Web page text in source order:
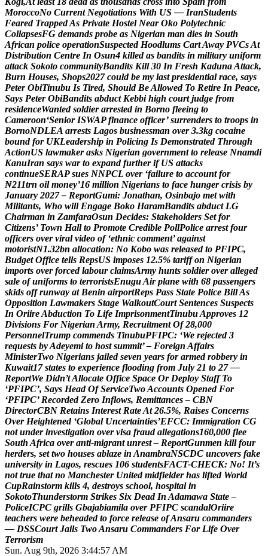
MoroccoNo Current Negotiations With US — IranStudents
Feared TrappedAs Private Hostel Near Oko Polytechnic
CollapsesFG demands probe as Nigerian man dies in South
African police operationSuspected Hoodlums CartAway PVCsAt
Distribution Centre In Osun4 killed as bandits in military uniform
attack Sokoto communityBandits Kill 30 In Fresh KadunaAttack,
Burn Houses, Shops2027 could be my last presidential race, says
Peter ObiTinubu Is Tired, Should BeAllowed To Retire In Peace,
Says Peter ObiBandits abduct Kebbi high court judge from
residenceWanted soldier arrested in Borno fleeing to
Cameroon‘Senior ISWAP finance officer’ surrenders to troops in
BornoNDLEA arrests Lagos businessman over 3.3kg cocaine
bound for UKLeadership in Policing Is Demonstrated Through
ActionUS lawmaker asks Nigerian government to release Nnamdi
KanuIran says war to expand further if US attacks
continueSERAP sues NNPCL over ‘failure to account for
₦211trn oil money’16 million Nigerians to face hunger crisis by
January 2027 – ReportGumi: Jonathan, Osinbajo met with
Militants, Who will Engage Boko HaramBandits abduct LG
Chairman in ZamfaraOsun Decides: Stakeholders Set for
Citizens’ Town Hall to Promote Credible PollPolice arrest four
officers over viral video of ‘ethnic comment’ against
motoristN1.32bn allocation: No Kobo was released to PFIPC,
Budget Office tells RepsUS imposes 12.5% tariff on Nigerian
imports over forced labour claimsArmy hunts soldier over alleged
sale of uniforms to terroristsEnuguAir plane with 68 passengers
skids off runway at Benin airportReps Pass State Police BillAs
Opposition Lawmakers Stage WalkoutCourt Sentences Suspects
In OriireAbduction To Life ImprisonmentTinubuApproves 12
Divisions For Nigerian Army, Recruitment Of 28,000
PersonnelTrump commends TinubuPFIPC: ‘We rejected 3
requests byAdeyemi to host summit’ – Foreign Affairs
MinisterTwo Nigerians jailed seven years for armed robbery in
Kuwait17 states to experience flooding from July 21 to 27 —
ReportWe Didn’tAllocate Office Space Or Deploy Staff To
‘PFIPC’, Says Head Of ServiceTwoAccounts Opened For
‘PFIPC’ Recorded Zero Inflows, Remittances – CBN
DirectorCBN Retains Interest RateAt 26.5%, Raises Concerns
Over Heightened ‘Global Uncertainties’EFCC: Immigration CG
not under investigation over visa fraud allegations160,000 flee
South Africa over anti-migrant unrest – ReportGunmen kill four
herders, set two houses ablaze in AnambraNSCDC uncovers fake
university in Lagos, rescues 106 studentsFACT-CHECK: No! It’s
not true that no Manchester United midfielder has lifted World
CupRainstorm kills 4, destroys school, hospital in
SokotoThunderstorm Strikes Six Dead In Adamawa State –
PoliceICPC grills Gbajabiamila over PFIPC scandalOriire
teachers were beheaded to force release ofAnsaru commanders
— DSSCourt Jails TwoAnsaru Commanders For Life Over
Terrorism
Sun. Aug 9th, 2026 3:44:58 AM